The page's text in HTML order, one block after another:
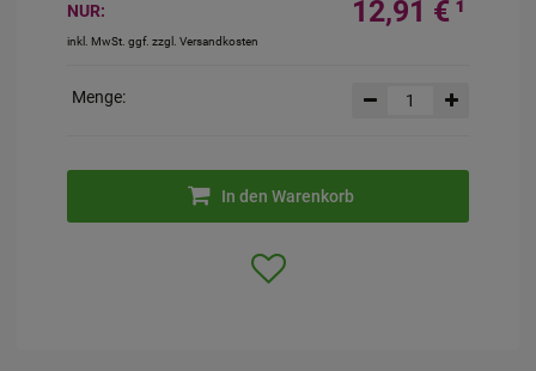
NUR: 12,91 € ¹
inkl. MwSt. ggf. zzgl. Versandkosten
Menge:
In den Warenkorb